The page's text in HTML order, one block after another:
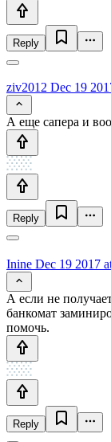
Reply
ziv2012 Dec 19
А еще сапера и
Reply
Inine Dec 19 2017
А если не
банкомат
помочь.
Reply